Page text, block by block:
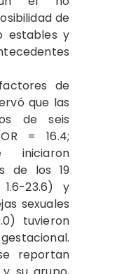
de
estables y
de
que las
de seis
= 16.4;
iniciaron
de los 19
23.6) y
sexuales
tuvieron
reportan